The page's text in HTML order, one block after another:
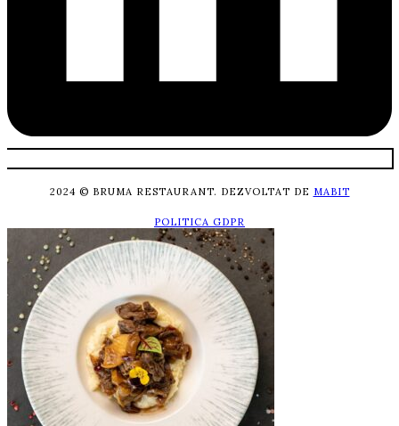
2024 © BRUMA RESTAURANT. DEZVOLTAT DE MABIT
POLITICA GDPR